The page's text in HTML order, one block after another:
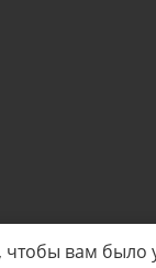
вам было